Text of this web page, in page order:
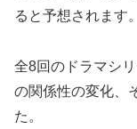
ると予想されます。
全8回のドラマシ
の関係性の変化、
た 。